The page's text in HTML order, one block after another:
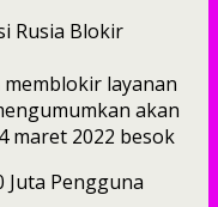
Rusia Blokir
layanan
akan
maret 2022 besok
Juta Pengguna